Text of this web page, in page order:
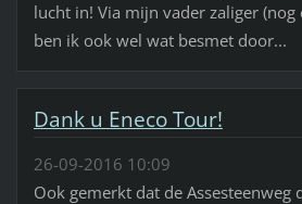
lucht in! Via mijn vader zaliger (nog
ben ik ook wel wat besmet door...
Dank u Eneco Tour!
26-09-2016 10:09
Ook gemerkt dat de Assesteenweg